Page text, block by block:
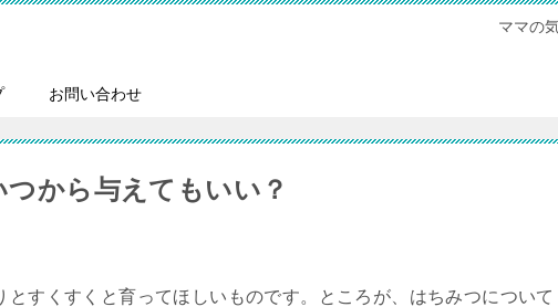
ママの
お問い合わせ
から与えてもいい？
すくすくと育ってほしいものです。ところが、はちみつについて